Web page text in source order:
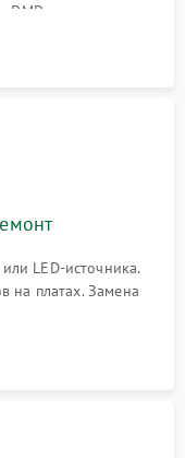
DMD-чипа, датчиков
мультиметра и
LED-источника.
на платах. Замена
нового цветового
поляризационных